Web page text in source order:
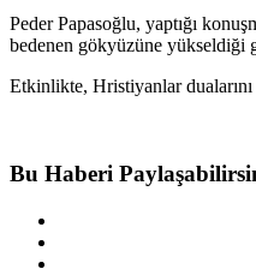
Peder Papasoğlu, yaptığı
bedenen gökyüzüne yükseldiği
Etkinlikte, Hristiyanlar
Bu Haberi